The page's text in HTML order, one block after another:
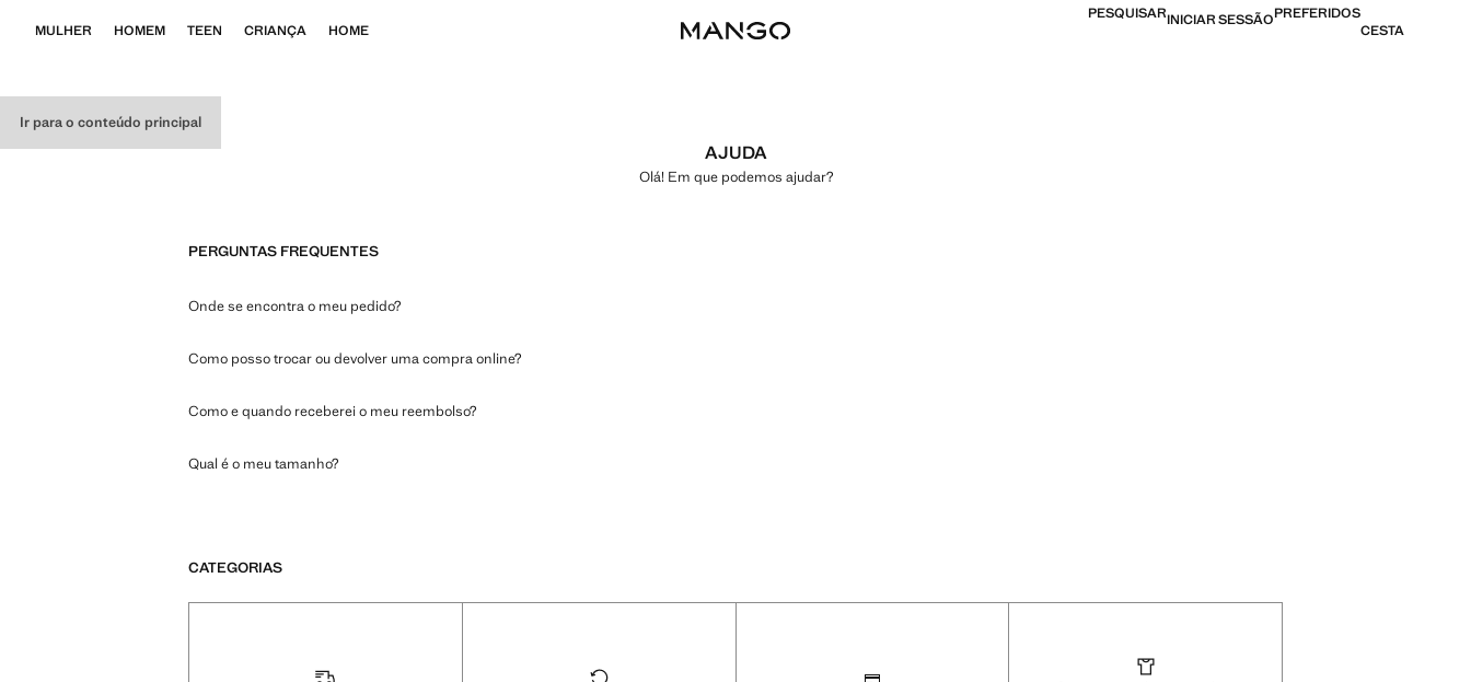
Ir para o conteúdo principal
MULHER HOMEM TEEN CRIANÇA HOME
PESQUISARINICIAR SESSÃOPREFERIDOS
CESTA
AJUDA
Olá! Em que podemos ajudar?
PERGUNTAS FREQUENTES
Onde se encontra o meu pedido?
Como posso trocar ou devolver uma compra online?
Como e quando receberei o meu reembolso?
Qual é o meu tamanho?
CATEGORIAS